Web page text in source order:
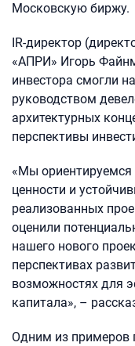
Московскую биржу.
IR-директор
«АПРИ» Игорь
инвестора смогли
руководством
архитектурных
перспективы
«Мы ориентируемся
ценности и
реализованных
оценили
нашего нового
перспективах
возможностях для
капитала», –
Одним из примеров